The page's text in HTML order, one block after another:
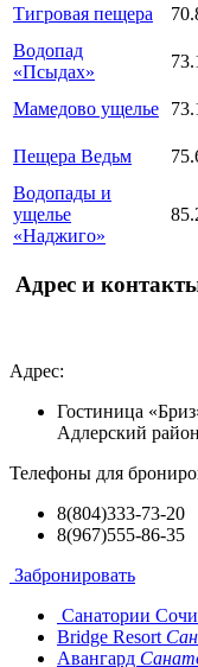
Тигровая пещера
Водопад
«Псыдах»
Мамедово ущелье
Пещера Ведьм
Водопады и
ущелье
«Наджиго»
Адрес и
Адрес:
Гостиница
Адлерский
Телефоны для
8(804)333-73-20
8(967)555-86-35
Забронировать
Санатории Сочи
Bridge Resort
Авангард